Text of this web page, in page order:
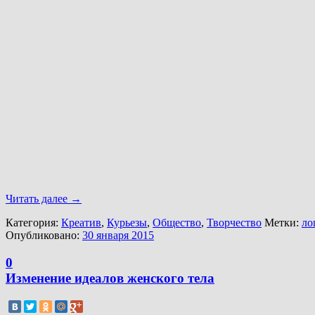
Читать далее →
Категория: Креатив, Курьезы, Общество, Творчество Метки:
Опубликовано: 30 января 2015
0
Изменение идеалов женского тела